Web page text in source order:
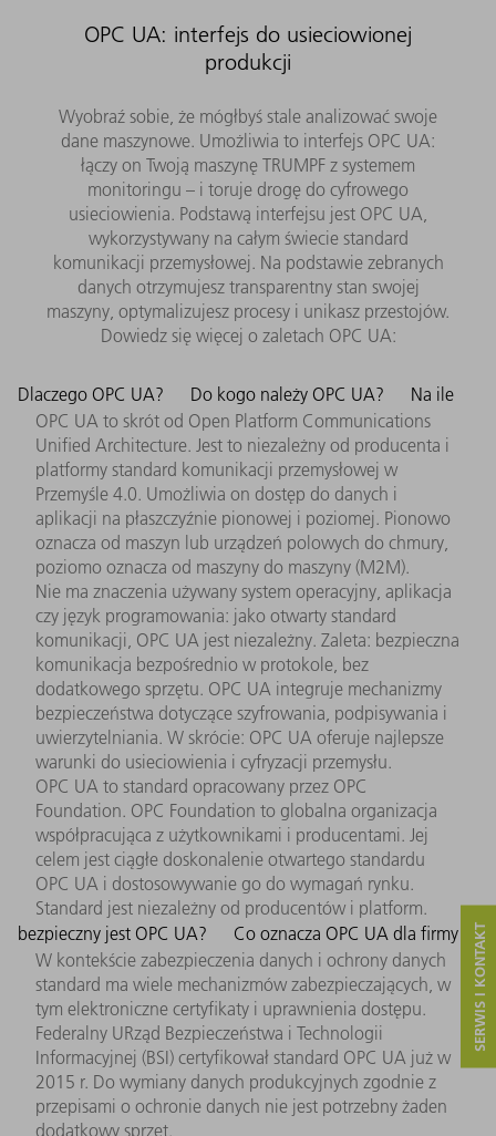
OPC UA: interfejs do usieciowionej
produkcji
Wyobraź sobie, że mógłbyś stale analizować swoje
dane maszynowe. Umożliwia to interfejs OPC UA:
łączy on Twoją maszynę TRUMPF z systemem
monitoringu – i toruje drogę do cyfrowego
usieciowienia. Podstawą interfejsu jest OPC UA,
wykorzystywany na całym świecie standard
komunikacji przemysłowej. Na podstawie zebranych
danych otrzymujesz transparentny stan swojej
maszyny, optymalizujesz procesy i unikasz przestojów.
Dowiedz się więcej o zaletach OPC UA:
Dlaczego OPC UA?
OPC UA to skrót od Open Platform Communications
Unified Architecture. Jest to niezależny od producenta i
platformy standard komunikacji przemysłowej w
Przemyśle 4.0. Umożliwia on dostęp do danych i
aplikacji na płaszczyźnie pionowej i poziomej. Pionowo
oznacza od maszyn lub urządzeń polowych do chmury,
poziomo oznacza od maszyny do maszyny (M2M).
Nie ma znaczenia używany system operacyjny, aplikacja
czy język programowania: jako otwarty standard
komunikacji, OPC UA jest niezależny. Zaleta: bezpieczna
komunikacja bezpośrednio w protokole, bez
dodatkowego sprzętu. OPC UA integruje mechanizmy
bezpieczeństwa dotyczące szyfrowania, podpisywania i
uwierzytelniania. W skrócie: OPC UA oferuje najlepsze
warunki do usieciowienia i cyfryzacji przemysłu.
Do kogo należy OPC UA?
OPC UA to standard opracowany przez OPC
Foundation. OPC Foundation to globalna organizacja
współpracująca z użytkownikami i producentami. Jej
celem jest ciągłe doskonalenie otwartego standardu
OPC UA i dostosowywanie go do wymagań rynku.
Standard jest niezależny od producentów i platform.
Na ile
bezpieczny jest OPC UA?
W kontekście zabezpieczenia danych i ochrony danych
standard ma wiele mechanizmów zabezpieczających, w
tym elektroniczne certyfikaty i uprawnienia dostępu.
Federalny URząd Bezpieczeństwa i Technologii
Informacyjnej (BSI) certyfikował standard OPC UA już w
2015 r. Do wymiany danych produkcyjnych zgodnie z
przepisami o ochronie danych nie jest potrzebny żaden
dodatkowy sprzęt.
Co oznacza OPC UA dla firmy SERWIS I KONTAKT